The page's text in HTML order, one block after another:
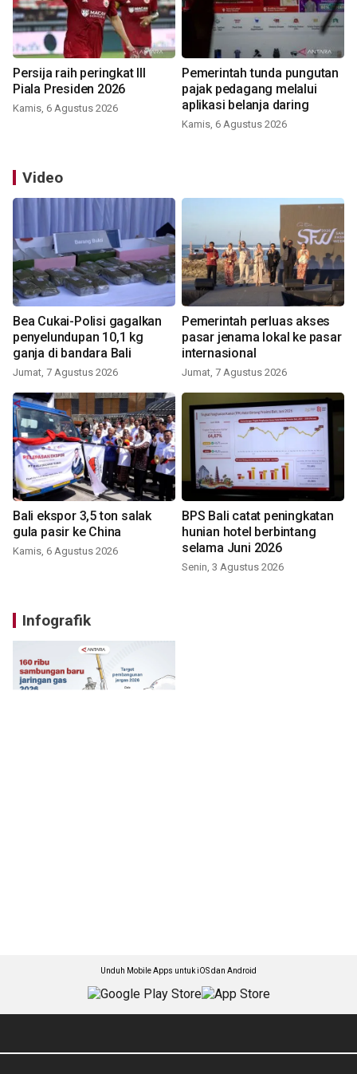
Persija raih peringkat III
Piala Presiden 2026
Kamis, 6 Agustus 2026
Pemerintah tunda pungutan
pajak pedagang melalui
aplikasi belanja daring
Kamis, 6 Agustus 2026
Video
Bea Cukai-Polisi gagalkan
penyelundupan 10,1 kg
ganja di bandara Bali
Jumat, 7 Agustus 2026
Pemerintah perluas akses
pasar jenama lokal ke pasar
internasional
Jumat, 7 Agustus 2026
Bali ekspor 3,5 ton salak
gula pasir ke China
Kamis, 6 Agustus 2026
BPS Bali catat peningkatan
hunian hotel berbintang
selama Juni 2026
Senin, 3 Agustus 2026
Infografik
Unduh Mobile Apps untuk iOS dan Android